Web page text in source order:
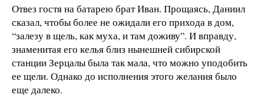
Отвез гостя на батарею брат Иван. Прощаясь, Даниил
сказал, чтобы более не ожидали его прихода в дом,
“залезу в щель, как муха, и там доживу”. И вправду,
знаменитая его келья близ нынешней сибирской
станции Зерцалы была так мала, что можно уподобить
ее щели. Однако до исполнения этого желания было
еще далеко.